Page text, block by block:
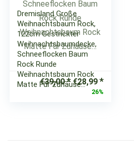
Dremisland Große
Weihnachtsbaum Rock,
122cm Gestrickter
Weihnachtsbaumdecke,
Schneeflocken Baum
Rock Runde
Weihnachtsbaum Rock
Matte Für Zuhause…
€39,00
Ursprünglicher
Preis
€28,99 Aktueller
Preis
26%